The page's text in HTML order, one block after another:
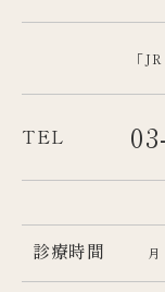
「
TEL
診療時間 月